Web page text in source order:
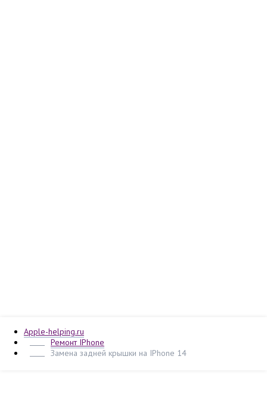
Apple-helping.ru
Ремонт IPhone
Замена задней крышки на IPhone 14